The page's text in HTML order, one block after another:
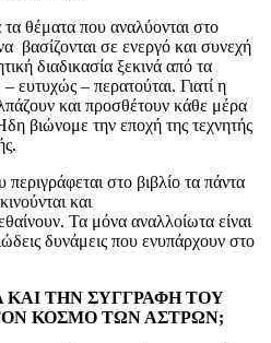
τα θέματα που αναλύονται στο
βασίζονται σε ενεργό και συνεχή
διαδικασία ξεκινά από τα
ευτυχώς – περατούται. Γιατί η
και προσθέτουν κάθε μέρα
βιώνομε την εποχή της τεχνητής
στο βιβλίο τα πάντα
και
Τα μόνα αναλλοίωτα είναι
δυνάμεις που ενυπάρχουν στο
ΤΗΝ ΣΥΓΓΡΑΦΗ ΤΟΥ
ΚΟΣΜΟ ΤΩΝ ΑΣΤΡΩΝ;